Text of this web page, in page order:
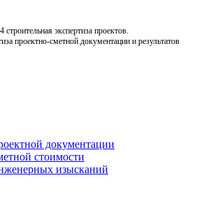
экспертиза проектов.
проектно-сметной документации и результатов
документации
стоимости
изысканий